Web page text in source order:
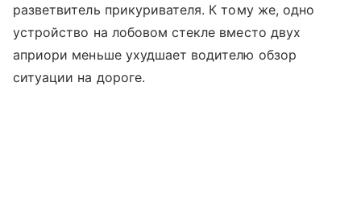
разветвитель прикуривателя. К тому же, одно
устройство на лобовом стекле вместо двух
априори меньше ухудшает водителю обзор
ситуации на дороге.